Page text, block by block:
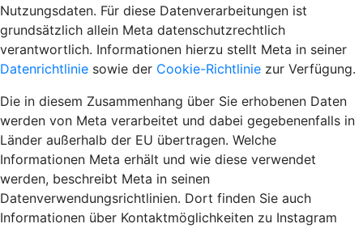
Nutzungsdaten. Für diese Datenverarbeitungen ist
grundsätzlich allein Meta datenschutzrechtlich
verantwortlich. Informationen hierzu stellt Meta in seiner
Datenrichtlinie sowie der Cookie-Richtlinie zur Verfügung.
Die in diesem Zusammenhang über Sie erhobenen Daten
werden von Meta verarbeitet und dabei gegebenenfalls in
Länder außerhalb der EU übertragen. Welche
Informationen Meta erhält und wie diese verwendet
werden, beschreibt Meta in seinen
Datenverwendungsrichtlinien. Dort finden Sie auch
Informationen über Kontaktmöglichkeiten zu Instagram